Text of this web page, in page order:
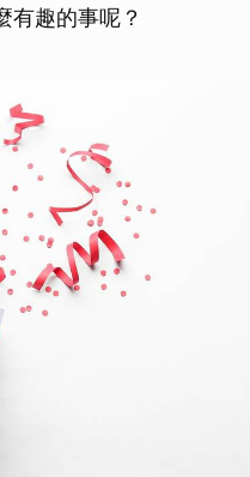
有趣的事呢？